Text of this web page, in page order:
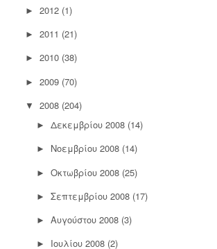
► 2012 (1)
► 2011 (21)
► 2010 (38)
► 2009 (70)
▼ 2008 (204)
► Δεκεμβρίου 2008 (14)
► Νοεμβρίου 2008 (14)
► Οκτωβρίου 2008 (25)
► Σεπτεμβρίου 2008 (17)
► Αυγούστου 2008 (3)
► Ιουλίου 2008 (2)